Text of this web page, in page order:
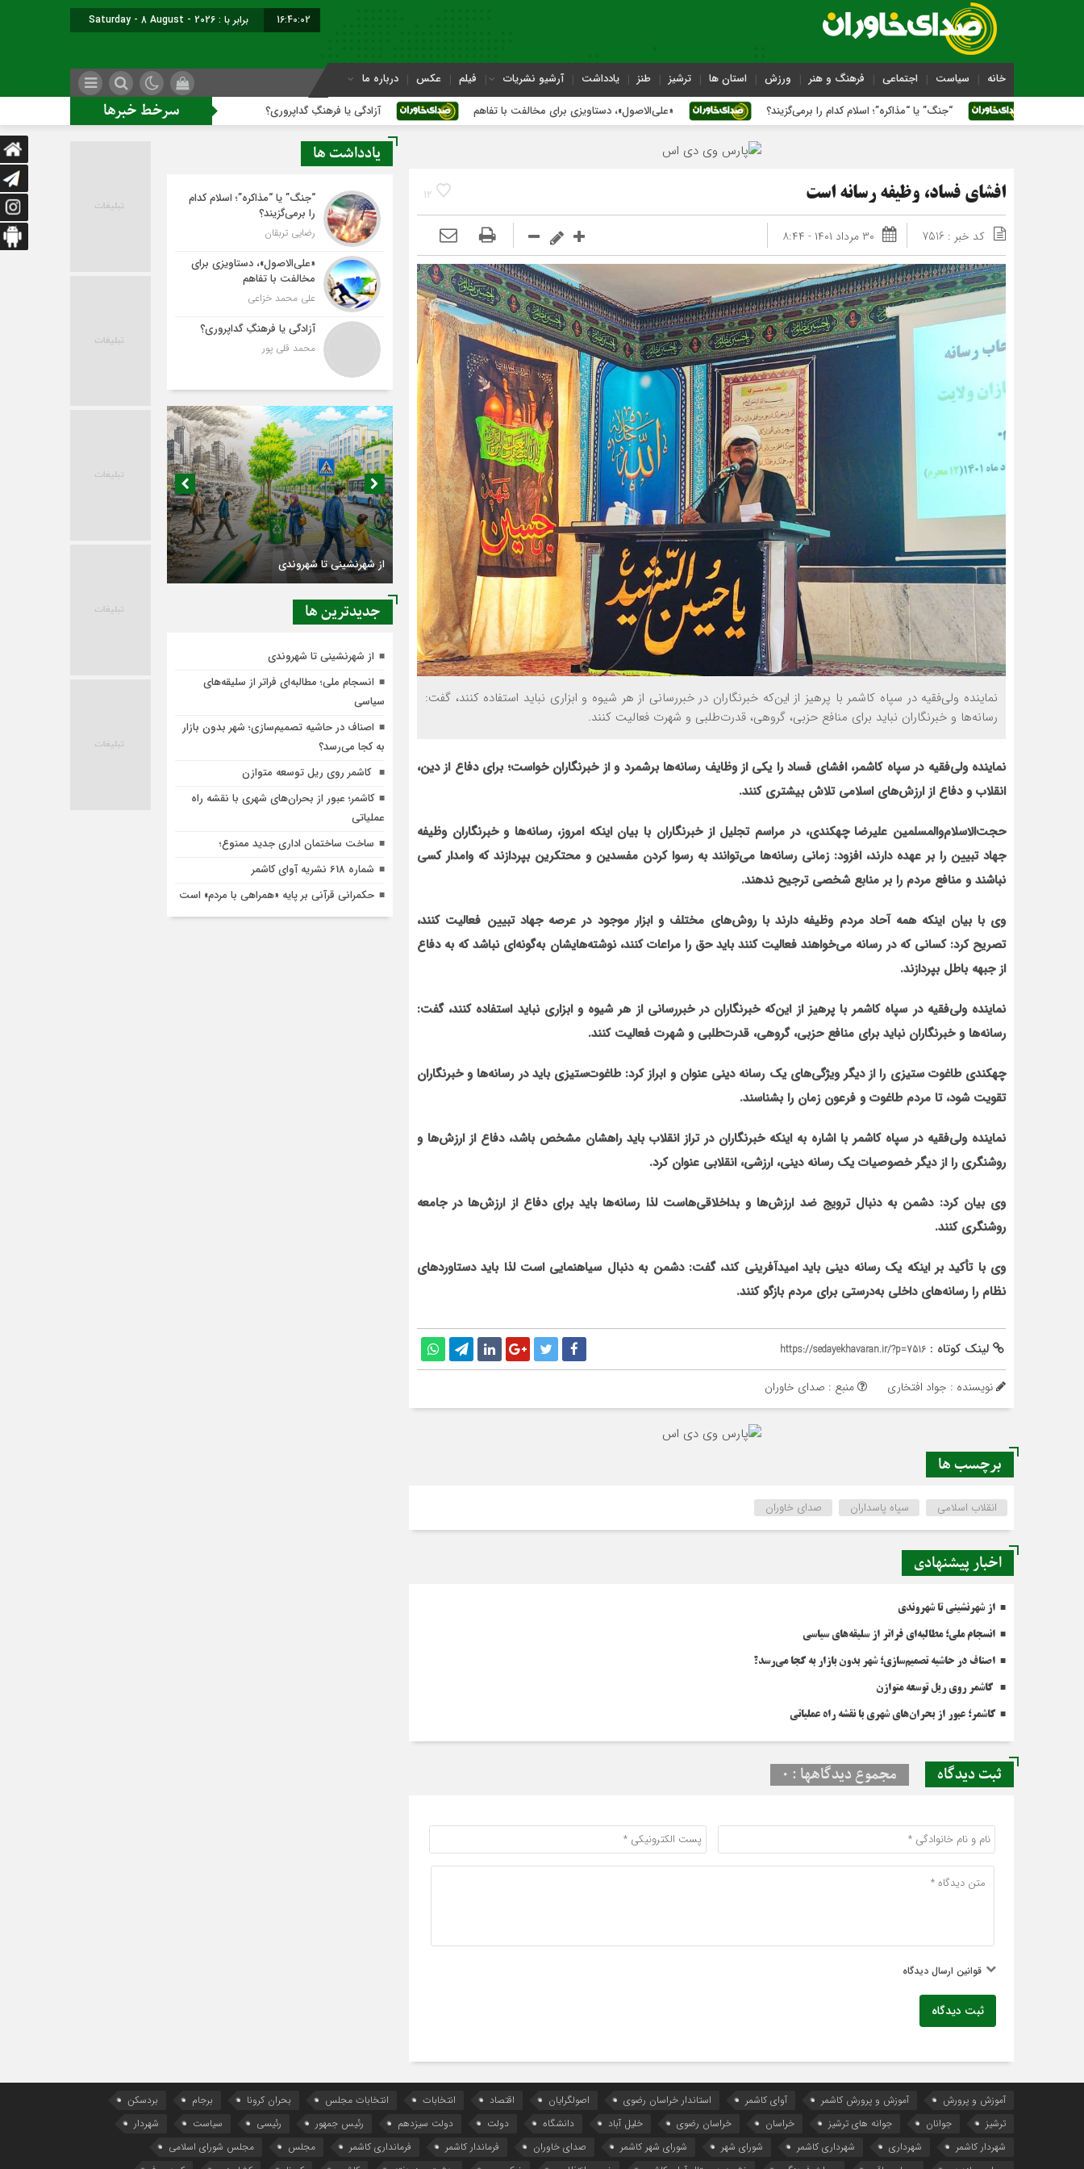
16:40:03 برابر با : Saturday - 8 August - 2026
خانه سیاست اجتماعی فرهنگ و هنر ورزش استان ها ترشیز طنز یادداشت آرشیو نشریات فیلم عکس درباره ما
سرخط خبرها “جنگ” یا “مذاکره”؛ اسلام کدام را برمی‌گزیند؟ «علی‌الاصول»، دستاویزی برای مخالفت با تفاهم آزادگی یا فرهنگِ گداپروری؟
12 افشای فساد، وظیفه رسانه است
کد خبر : 7516 ۳۰ مرداد ۱۴۰۱ - ۸:۴۴
نماینده ولی‌فقیه در سپاه کاشمر با پرهیز از این‌که خبرنگاران در خبررسانی از هر شیوه و ابزاری نباید استفاده کنند، گفت:
رسانه‌ها و خبرنگاران نباید برای منافع حزبی، گروهی، قدرت‌طلبی و شهرت فعالیت کنند.
نماینده ولی‌فقیه در سپاه کاشمر، افشای فساد را یکی از وظایف رسانه‌ها برشمرد و از خبرنگاران خواست؛ برای دفاع از دین،
انقلاب و دفاع از ارزش‌های اسلامی تلاش بیشتری کنند.
حجت‌الاسلام‌والمسلمین علیرضا چهکندی، در مراسم تجلیل از خبرنگاران با بیان این‏که امروز، رسانه‌ها و خبرنگاران وظیفه
جهاد تبیین را بر عهده دارند، افزود: زمانی رسانه‌ها می‌توانند به رسوا کردن مفسدین و محتکرین بپردازند که وامدار کسی
نباشند و منافع مردم را بر منابع شخصی ترجیح ندهند.
وی با بیان این‏که همه آحاد مردم وظیفه دارند با روش‌های مختلف و ابزار موجود در عرصه جهاد تبیین فعالیت کنند،
تصریح کرد: کسانی که در رسانه می‌خواهند فعالیت کنند باید حق را مراعات کنند، نوشته‌های‏شان به‌گونه‌ای نباشد که به دفاع
از جبهه باطل بپردازند.
نماینده ولی‌فقیه در سپاه کاشمر با پرهیز از این‌که خبرنگاران در خبررسانی از هر شیوه و ابزاری نباید استفاده کنند، گفت:
رسانه‌ها و خبرنگاران نباید برای منافع حزبی، گروهی، قدرت‌طلبی و شهرت فعالیت کنند.
چهکندی طاغوت ستیزی را از دیگر ویژگی‌های یک رسانه دینی عنوان و ابراز کرد: طاغوت‌ستیزی باید در رسانه‌ها و خبرنگاران
تقویت شود، تا مردم طاغوت و فرعون زمان را بشناسند.
نماینده ولی‌فقیه در سپاه کاشمر با اشاره به این‏که خبرنگاران در تراز انقلاب باید راه‏شان مشخص باشد، دفاع از ارزش‌ها و
روشنگری را از دیگر خصوصیات یک رسانه دینی، ارزشی، انقلابی عنوان کرد.
وی بیان کرد: دشمن به دنبال ترویج ضد ارزش‌ها و بداخلاقی‌هاست لذا رسانه‌ها باید برای دفاع از ارزش‌ها در جامعه
روشنگری کنند.
وی با تأکید بر این‏که یک رسانه دینی باید امیدآفرینی کند، گفت: دشمن به دنبال سیاه‏نمایی است لذا باید دستاوردهای
نظام را رسانه‌های داخلی به‌درستی برای مردم بازگو کنند.
لینک کوتاه : https://sedayekhavaran.ir/?p=7516
نویسنده : جواد افتخاری منبع : صدای خاوران
برچسب ها
انقلاب اسلامی سپاه پاسداران صدای خاوران
اخبار پیشنهادی
از شهرنشینی تا شهروندی
انسجام ملی؛ مطالبه‌ای فراتر از سلیقه‌های سیاسی
اصناف در حاشیه تصمیم‌سازی؛ شهر بدون بازار به کجا می‌رسد؟
کاشمر روی ریل توسعه متوازن
کاشمر؛ عبور از بحران‌های شهری با نقشه راه عملیاتی
ثبت دیدگاه مجموع دیدگاهها : 0
قوانین ارسال دیدگاه
ثبت دیدگاه
یادداشت ها
“جنگ” یا “مذاکره”؛ اسلام کدام
را برمی‌گزیند؟
رضایی تربقان
«علی‌الاصول»، دستاویزی برای
مخالفت با تفاهم
علی محمد خزاعی
آزادگی یا فرهنگِ گداپروری؟
محمد قلی پور
از شهرنشینی تا شهروندی
جديدترين ها
از شهرنشینی تا شهروندی
انسجام ملی؛ مطالبه‌ای فراتر از سلیقه‌های
سیاسی
اصناف در حاشیه تصمیم‌سازی؛ شهر بدون بازار
به کجا می‌رسد؟
کاشمر روی ریل توسعه متوازن
کاشمر؛ عبور از بحران‌های شهری با نقشه راه
عملیاتی
ساخت ساختمان اداری جدید ممنوع؛
شماره 618 نشریه آوای کاشمر
حکمرانی قرآنی بر پایه «همراهی با مردم» است
آموزش و پرورش آموزش و پرورش کاشمر آوای کاشمر استاندار خراسان رضوی اصولگرایان اقتصاد انتخابات انتخابات مجلس بحران کرونا برجام
بردسکن
ترشیز
جوانان جوانه های ترشیز خراسان خراسان رضوی خلیل آباد دانشگاه دولت دولت سیزدهم رئیس جمهور رئیسی سیاست
شهردار
شهردار کاشمر
شهرداری شهرداری کاشمر شورای شهر شورای شهر کاشمر صدای خاوران فرماندار کاشمر فرمانداری کاشمر مجلس
مجلس شورای اسلامی